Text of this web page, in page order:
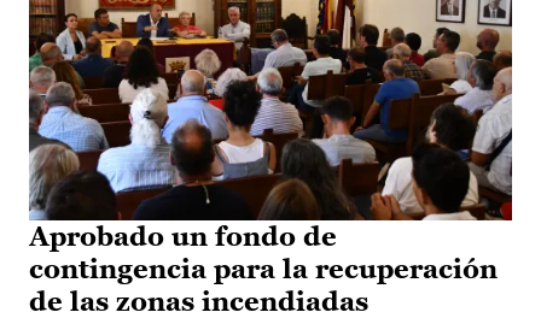
Aprobado un fondo de
contingencia para la recuperación
de las zonas incendiadas